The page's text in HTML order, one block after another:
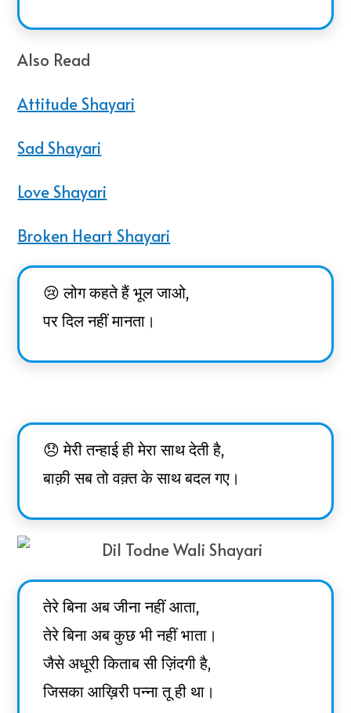
Also Read
Attitude Shayari
Sad Shayari
Love Shayari
Broken Heart Shayari
😢 लोग कहते हैं भूल जाओ,
पर दिल नहीं मानता।
😞 मेरी तन्हाई ही मेरा साथ देती है,
बाक़ी सब तो वक़्त के साथ बदल गए।
तेरे बिना अब जीना नहीं आता,
तेरे बिना अब कुछ भी नहीं भाता।
जैसे अधूरी किताब सी ज़िंदगी है,
जिसका आख़िरी पन्ना तू ही था।